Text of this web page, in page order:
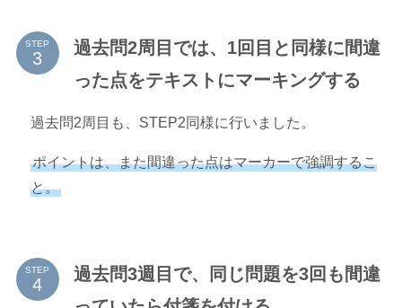
STEP
過去問2周目では、1回目と同様に間違
った点をテキストにマーキングする
過去問2周目も、STEP2同様に行いました。
ポイントは、また間違った点はマーカーで強調するこ
と。
STEP
過去問3週目で、同じ問題を3回も間違